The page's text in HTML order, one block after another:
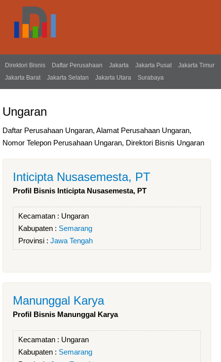
Direktori Bisnis Daftar Perusahaan Jakarta Jakarta Pusat
Jakarta Timur
Jakarta Barat
Jakarta Selatan Jakarta Utara Surabaya
Ungaran
Daftar Perusahaan Ungaran, Alamat Perusahaan Ungaran,
Nomor Telepon Perusahaan Ungaran, Direktori Bisnis Ungaran
Inticipta Nusasemesta, PT
Profil Bisnis Inticipta Nusasemesta, PT
Kecamatan : Ungaran
Kabupaten : Semarang
Provinsi : Jawa Tengah
Manunggal Karya
Profil Bisnis Manunggal Karya
Kecamatan : Ungaran
Kabupaten : Semarang